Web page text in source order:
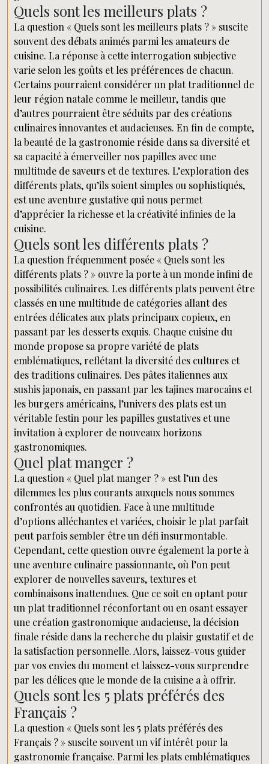
Quels sont les meilleurs plats ?
La question « Quels sont les meilleurs plats ? » suscite
souvent des débats animés parmi les amateurs de
cuisine. La réponse à cette interrogation subjective
varie selon les goûts et les préférences de chacun.
Certains pourraient considérer un plat traditionnel de
leur région natale comme le meilleur, tandis que
d’autres pourraient être séduits par des créations
culinaires innovantes et audacieuses. En fin de compte,
la beauté de la gastronomie réside dans sa diversité et
sa capacité à émerveiller nos papilles avec une
multitude de saveurs et de textures. L’exploration des
différents plats, qu’ils soient simples ou sophistiqués,
est une aventure gustative qui nous permet
d’apprécier la richesse et la créativité infinies de la
cuisine.
Quels sont les différents plats ?
La question fréquemment posée « Quels sont les
différents plats ? » ouvre la porte à un monde infini de
possibilités culinaires. Les différents plats peuvent être
classés en une multitude de catégories allant des
entrées délicates aux plats principaux copieux, en
passant par les desserts exquis. Chaque cuisine du
monde propose sa propre variété de plats
emblématiques, reflétant la diversité des cultures et
des traditions culinaires. Des pâtes italiennes aux
sushis japonais, en passant par les tajines marocains et
les burgers américains, l’univers des plats est un
véritable festin pour les papilles gustatives et une
invitation à explorer de nouveaux horizons
gastronomiques.
Quel plat manger ?
La question « Quel plat manger ? » est l’un des
dilemmes les plus courants auxquels nous sommes
confrontés au quotidien. Face à une multitude
d’options alléchantes et variées, choisir le plat parfait
peut parfois sembler être un défi insurmontable.
Cependant, cette question ouvre également la porte à
une aventure culinaire passionnante, où l’on peut
explorer de nouvelles saveurs, textures et
combinaisons inattendues. Que ce soit en optant pour
un plat traditionnel réconfortant ou en osant essayer
une création gastronomique audacieuse, la décision
finale réside dans la recherche du plaisir gustatif et de
la satisfaction personnelle. Alors, laissez-vous guider
par vos envies du moment et laissez-vous surprendre
par les délices que le monde de la cuisine a à offrir.
Quels sont les 5 plats préférés des
Français ?
La question « Quels sont les 5 plats préférés des
Français ? » suscite souvent un vif intérêt pour la
gastronomie française. Parmi les plats emblématiques